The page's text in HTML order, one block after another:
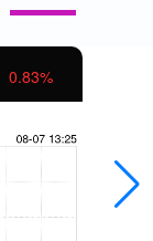
0.85%